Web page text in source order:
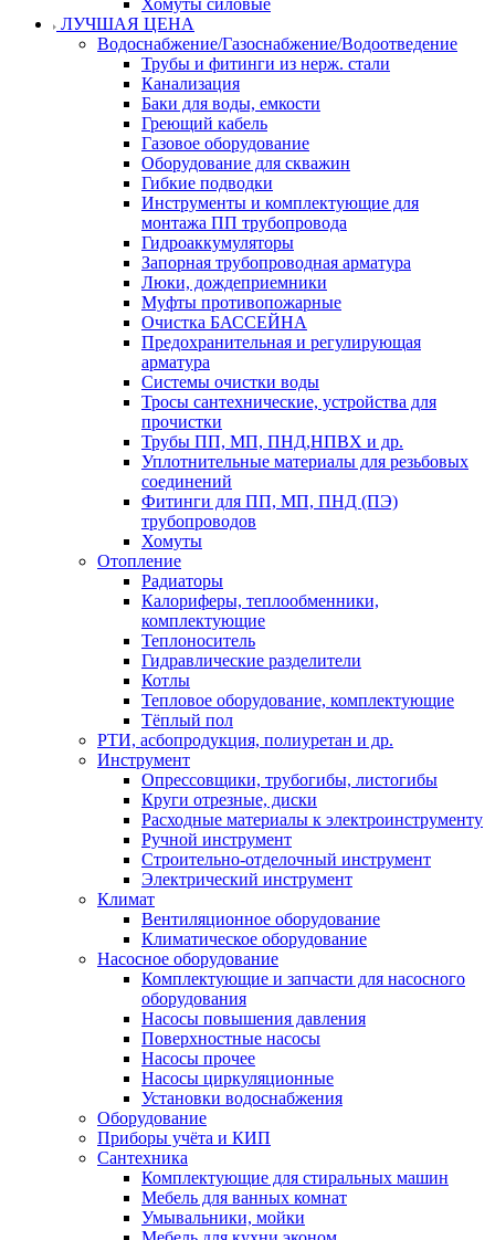
Хомуты силовые
ЛУЧШАЯ ЦЕНА
Водоснабжение/Газоснабжение/Водоотведение
Трубы и фитинги из нерж. стали
Канализация
Баки для воды, емкости
Греющий кабель
Газовое оборудование
Оборудование для скважин
Гибкие подводки
Инструменты и комплектующие для
монтажа ПП трубопровода
Гидроаккумуляторы
Запорная трубопроводная арматура
Люки, дождеприемники
Муфты противопожарные
Очистка БАССЕЙНА
Предохранительная и регулирующая
арматура
Системы очистки воды
Тросы сантехнические, устройства для
прочистки
Трубы ПП, МП, ПНД,НПВХ и др.
Уплотнительные материалы для резьбовых
соединений
Фитинги для ПП, МП, ПНД (ПЭ)
трубопроводов
Хомуты
Отопление
Радиаторы
Калориферы, теплообменники,
комплектующие
Теплоноситель
Гидравлические разделители
Котлы
Тепловое оборудование, комплектующие
Тёплый пол
РТИ, асбопродукция, полиуретан и др.
Инструмент
Опрессовщики, трубогибы, листогибы
Круги отрезные, диски
Расходные материалы к электроинструменту
Ручной инструмент
Строительно-отделочный инструмент
Электрический инструмент
Климат
Вентиляционное оборудование
Климатическое оборудование
Насосное оборудование
Комплектующие и запчасти для насосного
оборудования
Насосы повышения давления
Поверхностные насосы
Насосы прочее
Насосы циркуляционные
Установки водоснабжения
Оборудование
Приборы учёта и КИП
Сантехника
Комплектующие для стиральных машин
Мебель для ванных комнат
Умывальники, мойки